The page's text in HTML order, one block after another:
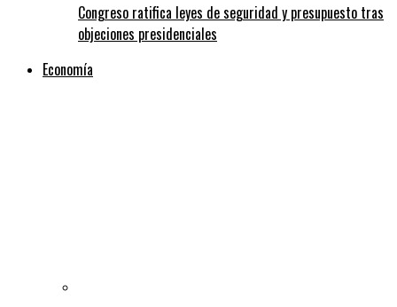
Congreso ratifica leyes de seguridad y presupuesto tras
objeciones presidenciales
Economía